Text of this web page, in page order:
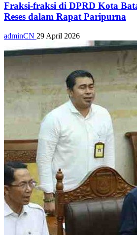
Fraksi-fraksi di DPRD Kota
Reses dalam Rapat Paripurna
adminCN 29 April 2026